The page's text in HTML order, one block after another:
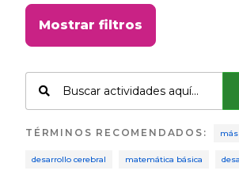
Mostrar filtros
TÉRMINOS RECOMENDADOS :
desarrollo cerebral matemática básica